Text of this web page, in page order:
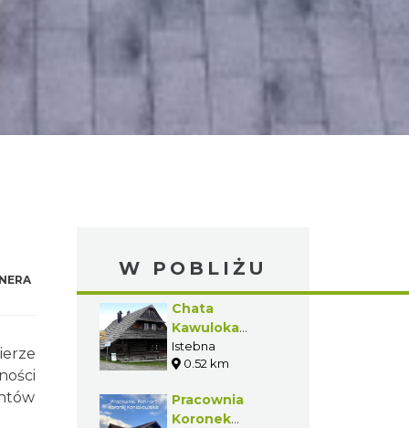
W POBLIŻU
Chata
Kawuloka
(Kurna Chata)
Istebna
0.52 km
Pracownia
Koronek